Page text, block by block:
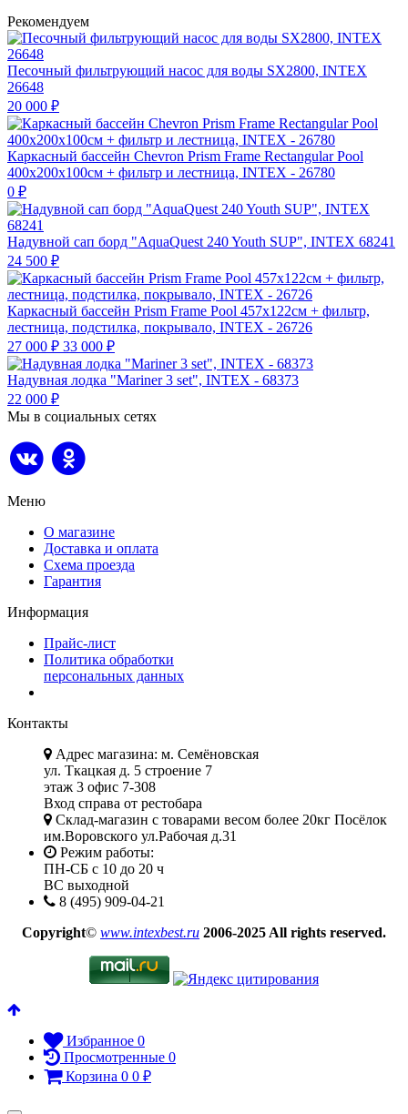
Рекомендуем
Песочный фильтрующий насос для воды SX2800, INTEX
26648
20 000 ₽
Каркасный бассейн Chevron Prism Frame Rectangular Pool
400х200х100см + фильтр и лестница, INTEX - 26780
0 ₽
Надувной сап борд "AquaQuest 240 Youth SUP", INTEX 68241
24 500 ₽
Каркасный бассейн Prism Frame Pool 457х122см + фильтр,
лестница, подстилка, покрывало, INTEX - 26726
27 000 ₽ 33 000 ₽
Надувная лодка "Mariner 3 set", INTEX - 68373
22 000 ₽
Мы в социальных сетях
Меню
О магазине
Доставка и оплата
Схема проезда
Гарантия
Информация
Прайс-лист
Политика обработки
персональных данных
Контакты
Адрес магазина: м. Семёновская
ул. Ткацкая д. 5 строение 7
этаж 3 офис 7-308
Вход справа от рестобара
Склад-магазин с товарами весом более 20кг Посёлок
им.Воровского ул.Рабочая д.31
Режим работы:
ПН-СБ с 10 до 20 ч
ВС выходной
8 (495) 909-04-21
Copyright© www.intexbest.ru 2006-2025 All rights reserved.
Избранное 0
Просмотренные 0
Корзина 0 0 ₽